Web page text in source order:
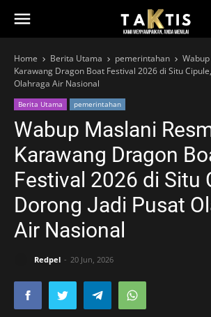
Home Berita Utama pemerintahan
Karawang Dragon Boat Festival 2026 di Situ
Olahraga Air Nasional
Berita Utama pemerintahan
Wabup Maslani
Karawang Dragon
Festival 2026 di Situ
Dorong Jadi Pusat
Air Nasional
Redpel 20 Jun, 2026